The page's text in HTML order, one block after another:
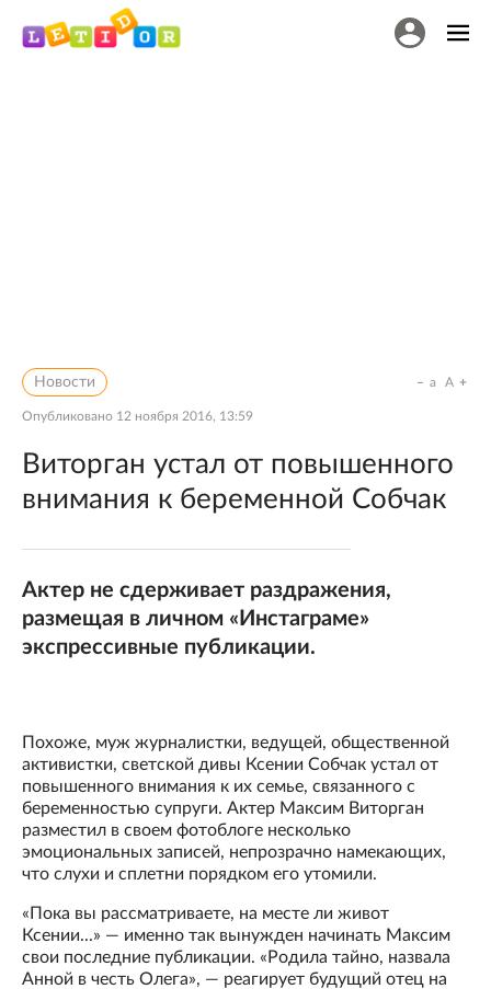
Новости
Опубликовано 12 ноября 2016, 13:59
a A
Виторган устал от повышенного
внимания к беременной Собчак
Актер не сдерживает раздражения,
размещая в личном «Инстаграме»
экспрессивные публикации.
Похоже, муж журналистки, ведущей, общественной
активистки, светской дивы Ксении Собчак устал от
повышенного внимания к их семье, связанного с
беременностью супруги. Актер Максим Виторган
разместил в своем фотоблоге несколько
эмоциональных записей, непрозрачно намекающих,
что слухи и сплетни порядком его утомили.
«Пока вы рассматриваете, на месте ли живот
Ксении...» — именно так вынужден начинать Максим
свои последние публикации. «Родила тайно, назвала
Анной в честь Олега», — реагирует будущий отец на